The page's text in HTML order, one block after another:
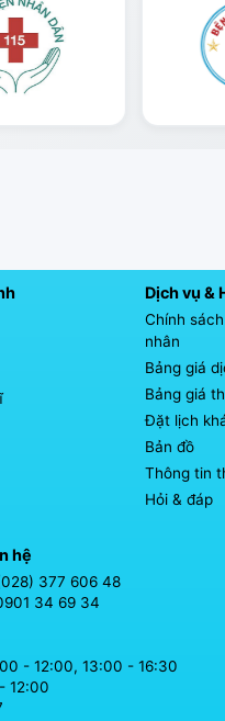
Dịch vụ &
Chính
nhân
Bảng giá
Bảng giá
Đặt lịch
Bản đồ
Thông tin
Hỏi & đáp
hệ
377 606 48
34 69 34
- 12:00, 13:00 - 16:30
12:00